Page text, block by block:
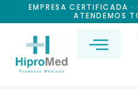
EMPRESA CERTIFICADA
ATENDEMOS